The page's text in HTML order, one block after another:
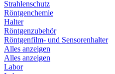
Strahlenschutz
Röntgenchemie
Halter
Röntgenzubehör
Röntgenfilm- und Sensorenhalter
Alles anzeigen
Alles anzeigen
Labor